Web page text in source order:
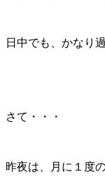
日中でも、かなり
さて・・・
昨夜は、月に１度